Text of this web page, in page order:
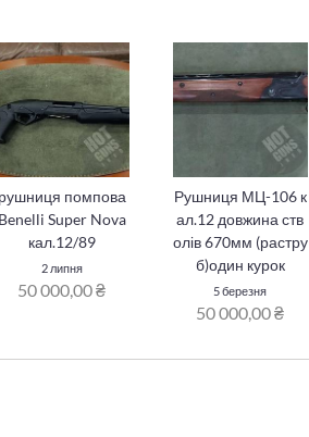
рушниця помпова
Benelli Super Nova
кал.12/89
2 липня
50 000,00 ₴
Рушниця МЦ-106 к
ал.12 довжина ств
олів 670мм (растру
б)один курок
5 березня
50 000,00 ₴